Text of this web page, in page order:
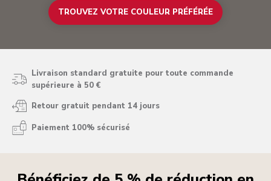
TROUVEZ VOTRE COULEUR PRÉFÉRÉE
Livraison standard gratuite pour toute commande
supérieure à 50 €
Retour gratuit pendant 14 jours
Paiement 100% sécurisé